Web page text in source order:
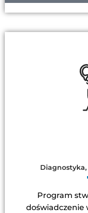
Program
doświadczenie